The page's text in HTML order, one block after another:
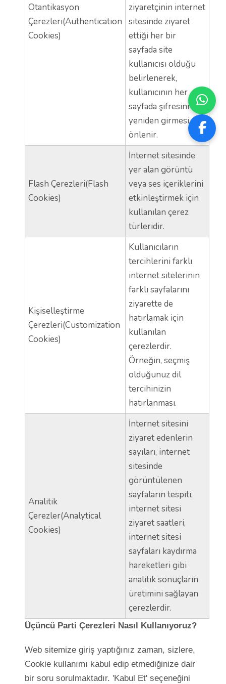
Otantikasyon
Çerezleri(Authentication
Cookies)
ziyaretçinin internet
sitesinde ziyaret
ettiği her bir
sayfada site
kullanıcısı olduğu
belirlenerek,
kullanıcının her
sayfada şifresini
yeniden girmesi
önlenir.
Flash Çerezleri(Flash
Cookies)
İnternet sitesinde
yer alan görüntü
veya ses içeriklerini
etkinleştirmek için
kullanılan çerez
türleridir.
Kişiselleştirme
Çerezleri(Customization
Cookies)
Kullanıcıların
tercihlerini farklı
internet sitelerinin
farklı sayfalarını
ziyarette de
hatırlamak için
kullanılan
çerezlerdir.
Örneğin, seçmiş
olduğunuz dil
tercihinizin
hatırlanması.
Analitik
Çerezler(Analytical
Cookies)
İnternet sitesini
ziyaret edenlerin
sayıları, internet
sitesinde
görüntülenen
sayfaların tespiti,
internet sitesi
ziyaret saatleri,
internet sitesi
sayfaları kaydırma
hareketleri gibi
analitik sonuçların
üretimini sağlayan
çerezlerdir.
Üçüncü Parti Çerezleri Nasıl Kullanıyoruz?
Web sitemize giriş yaptığınız zaman, sizlere,
Cookie kullanımı kabul edip etmediğinize dair
bir soru sorulmaktadır. 'Kabul Et' seçeneğini